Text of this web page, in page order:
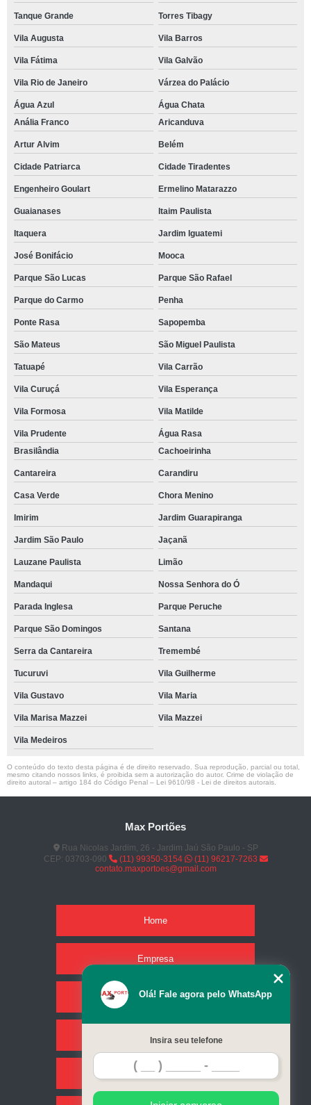
Tanque Grande Torres Tibagy
Vila Augusta Vila Barros
Vila Fátima Vila Galvão
Vila Rio de Janeiro Várzea do Palácio
Água Azul
Água Chata
Anália Franco
Aricanduva
Artur Alvim Belém
Cidade Patriarca Cidade Tiradentes
Engenheiro Goulart Ermelino Matarazzo
Guaianases Itaim Paulista
Itaquera Jardim Iguatemi
José Bonifácio Mooca
Parque São Lucas Parque São Rafael
Parque do Carmo Penha
Ponte Rasa Sapopemba
São Mateus São Miguel Paulista
Tatuapé Vila Carrão
Vila Curuçá Vila Esperança
Vila Formosa Vila Matilde
Vila Prudente
Água Rasa
Brasilândia
Cachoeirinha
Cantareira Carandiru
Casa Verde Chora Menino
Imirim Jardim Guarapiranga
Jardim São Paulo Jaçanã
Lauzane Paulista Limão
Mandaqui Nossa Senhora do Ó
Parada Inglesa Parque Peruche
Parque São Domingos Santana
Serra da Cantareira Tremembé
Tucuruvi Vila Guilherme
Vila Gustavo Vila Maria
Vila Marisa Mazzei Vila Mazzei
Vila Medeiros
O conteúdo do texto desta página é de direito reservado. Sua reprodução, parcial ou total,
mesmo citando nossos links, é proibida sem a autorização do autor. Crime de violação de
direito autoral – artigo 184 do Código Penal – Lei 9610/98 - Lei de direitos autorais
Max Portões
Rua Nicolas Jardim, 26 - Jardim Jaú São Paulo - SP
CEP: 03703-090
(11) 99350-3154
(11) 96217-7263
contato.maxportoes@gmail.com
Home
Empresa
Missão
Serviços
Contato
Olá! Fale agora pelo WhatsApp
Insira seu telefone